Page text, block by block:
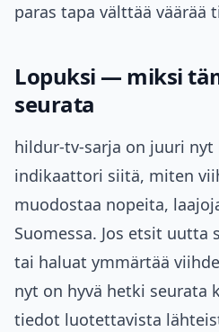
paras tapa välttää väärää
Lopuksi — miksi
seurata
hildur-tv-sarja on juuri nyt
indikaattori siitä, miten
muodostaa nopeita,
Suomessa. Jos etsit uutta
tai haluat ymmärtää
nyt on hyvä hetki seurata
tiedot luotettavista